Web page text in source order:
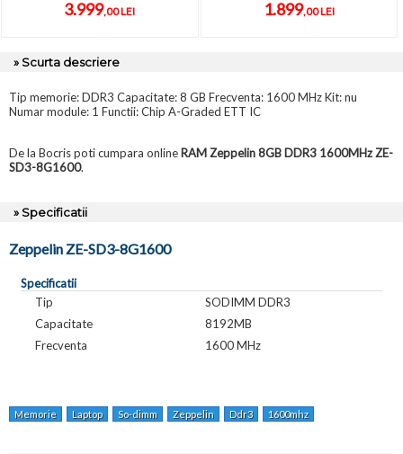
3.999,00 LEI 1.899,00 LEI
» Scurta descriere
Tip memorie: DDR3 Capacitate: 8 GB Frecventa: 1600 MHz Kit: nu
Numar module: 1 Functii: Chip A-Graded ETT IC
De la Bocris poti cumpara onlineRAM Zeppelin 8GB DDR3 1600MHz ZE-
SD3-8G1600.
» Specificatii
Zeppelin ZE-SD3-8G1600
Specificatii
Tip
SODIMM DDR3
Capacitate
8192MB
Frecventa
1600 MHz
Memorie Laptop So-dimm Zeppelin Ddr3 1600mhz